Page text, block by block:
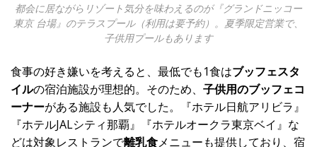
都会に居ながらリゾート気分を味わえるのが『グランドニッコー
東京 台場』のテラスプール（利用は要予約）。夏季限定営業で、
子供用プールもあります
食事の好き嫌いを考えると、最低でも1食はブッフェスタ
イルの宿泊施設が理想的。そのため、 子供用のブッフェコ
ーナーがある施設も人気でした。『ホテル日航アリビラ』
『ホテルJALシティ那覇』『ホテルオークラ東京ベイ』な
どは対象レストランで離乳食メニューも提供しており、宿